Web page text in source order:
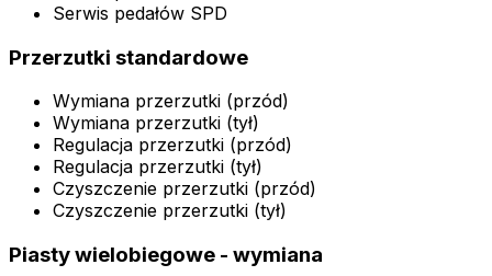
Serwis pedałów SPD
Przerzutki standardowe
Wymiana przerzutki (przód)
Wymiana przerzutki (tył)
Regulacja przerzutki (przód)
Regulacja przerzutki (tył)
Czyszczenie przerzutki (przód)
Czyszczenie przerzutki (tył)
Piasty wielobiegowe - wymiana